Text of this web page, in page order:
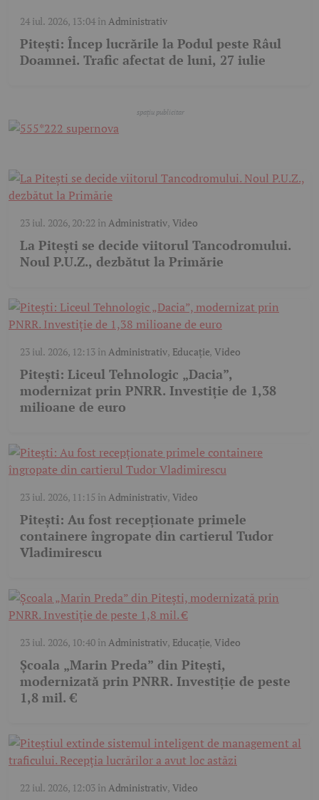
24 iul. 2026, 13:04în Administrativ
Pitești: Încep lucrările la Podul peste Râul
Doamnei. Trafic afectat de luni, 27 iulie
23 iul. 2026, 20:22 în Administrativ, Video
La Pitești se decide viitorul Tancodromului.
Noul P.U.Z., dezbătut la Primărie
23 iul. 2026, 12:13în Administrativ, Educație,Video
Pitești: Liceul Tehnologic „Dacia”,
modernizat prin PNRR. Investiție de 1,38
milioane de euro
23 iul. 2026, 11:15 în Administrativ, Video
Pitești: Au fost recepționate primele
containere îngropate din cartierul Tudor
Vladimirescu
23 iul. 2026, 10:40în Administrativ, Educație,Video
Școala „Marin Preda” din Pitești,
modernizată prin PNRR. Investiție de peste
1,8 mil. €
22 iul. 2026, 12:03în Administrativ, Video